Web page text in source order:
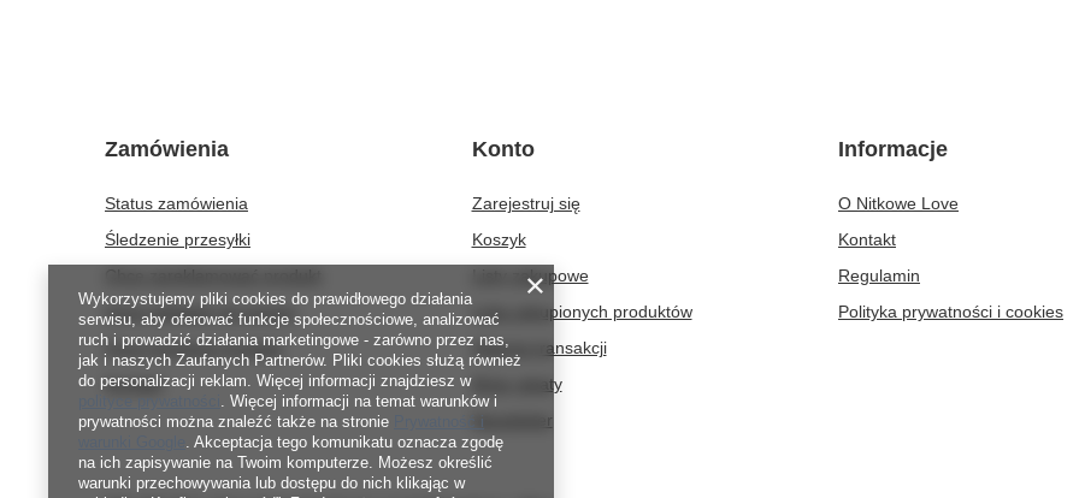
Zamówienia
Status zamówienia
Śledzenie przesyłki
Chcę odstąpić od umowy
Chcę wymienić produkt
Kontakt
Konto
Zarejestruj się
Koszyk
Listy zakupowe
Lista zakupionych produktów
Historia transakcji
Moje rabaty
Newsletter
Informacje
O Nitkowe Love
Kontakt
Regulamin
Polityka prywatności i cookies
Wykorzystujemy pliki cookies do prawidłowego działania
serwisu, aby oferować funkcje społecznościowe, analizować
ruch i prowadzić działania marketingowe - zarówno przez nas,
jak i naszych Zaufanych Partnerów. Pliki cookies służą również
do personalizacji reklam. Więcej informacji znajdziesz w
. Więcej informacji na temat warunków i
prywatności można znaleźć także na stronie
Prywatność i
. Akceptacja tego komunikatu oznacza zgodę
na ich zapisywanie na Twoim komputerze. Możesz określić
warunki przechowywania lub dostępu do nich klikając w